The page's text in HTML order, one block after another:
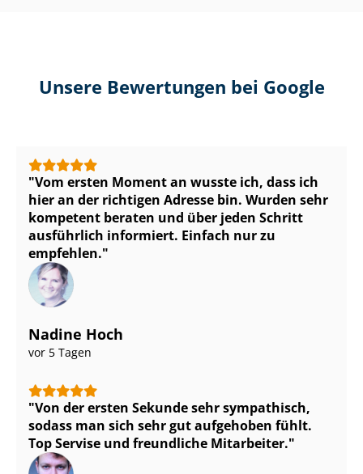
Unsere Bewertungen bei Google
Vom ersten Moment an wusste ich, dass ich
hier an der richtigen Adresse bin. Wurden sehr
kompetent beraten und über jeden Schritt
ausführlich informiert. Einfach nur zu
empfehlen.
Nadine Hoch
vor 5 Tagen
Von der ersten Sekunde sehr sympathisch,
sodass man sich sehr gut aufgehoben fühlt.
Top Servise und freundliche Mitarbeiter.